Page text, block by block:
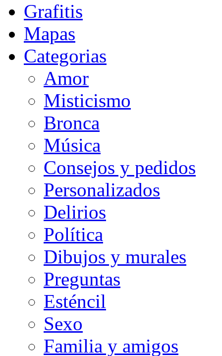
Grafitis
Mapas
Categorias
Amor
Misticismo
Bronca
Música
Consejos y pedidos
Personalizados
Delirios
Política
Dibujos y murales
Preguntas
Esténcil
Sexo
Familia y amigos